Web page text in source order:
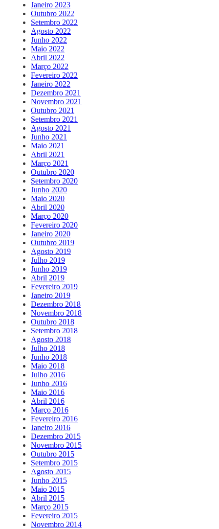
Janeiro 2023
Outubro 2022
Setembro 2022
Agosto 2022
Junho 2022
Maio 2022
Abril 2022
Março 2022
Fevereiro 2022
Janeiro 2022
Dezembro 2021
Novembro 2021
Outubro 2021
Setembro 2021
Agosto 2021
Junho 2021
Maio 2021
Abril 2021
Março 2021
Outubro 2020
Setembro 2020
Junho 2020
Maio 2020
Abril 2020
Março 2020
Fevereiro 2020
Janeiro 2020
Outubro 2019
Agosto 2019
Julho 2019
Junho 2019
Abril 2019
Fevereiro 2019
Janeiro 2019
Dezembro 2018
Novembro 2018
Outubro 2018
Setembro 2018
Agosto 2018
Julho 2018
Junho 2018
Maio 2018
Julho 2016
Junho 2016
Maio 2016
Abril 2016
Março 2016
Fevereiro 2016
Janeiro 2016
Dezembro 2015
Novembro 2015
Outubro 2015
Setembro 2015
Agosto 2015
Junho 2015
Maio 2015
Abril 2015
Março 2015
Fevereiro 2015
Novembro 2014